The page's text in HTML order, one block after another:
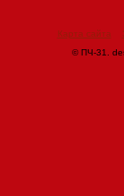
Карта сайта
© ПЧ-31.